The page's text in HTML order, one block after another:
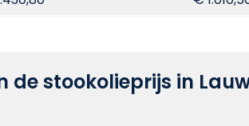
de stookolieprijs in